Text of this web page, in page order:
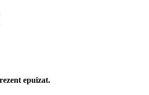
epuizat.